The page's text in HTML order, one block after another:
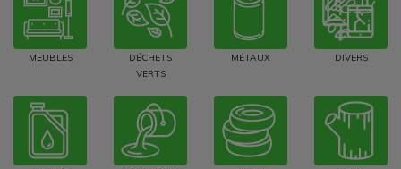
MEUBLES
DÉCHETS
VERTS
MÉTAUX DIVERS